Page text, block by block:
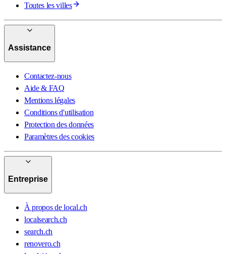
Toutes les villes
Assistance
Contactez-nous
Aide & FAQ
Mentions légales
Conditions d'utilisation
Protection des données
Paramètres des cookies
Entreprise
À propos de local.ch
localsearch.ch
search.ch
renovero.ch